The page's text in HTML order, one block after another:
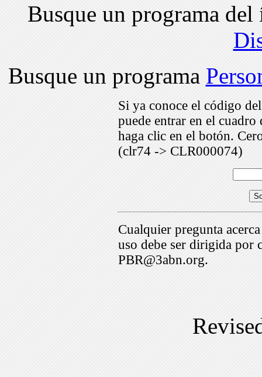
Busque un programa
Busque un programa
Si ya conoce el código
puede entrar en el
haga clic en el botón.
(clr74 -> CLR000074)
Cualquier pregunta
uso debe ser dirigida por
PBR@3abn.org.